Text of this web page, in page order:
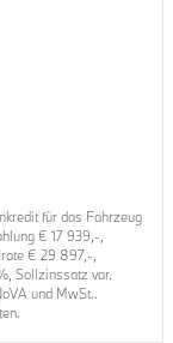
für das Fahrzeug
€ 17 939,-,
€ 29 897,-,
Sollzinssatz var.
und MwSt..